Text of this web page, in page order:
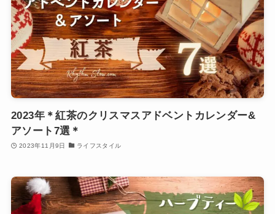
2023年＊紅茶のクリスマスアドベントカレンダー&
アソート7選＊
2023年11月9日 ライフスタイル